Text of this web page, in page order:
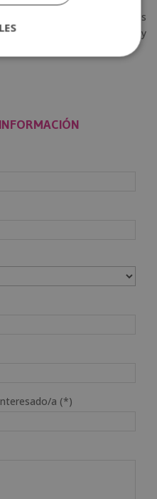
de manera adecuada, los
educación equilibrada y
pleno de cada niño.
a (*)